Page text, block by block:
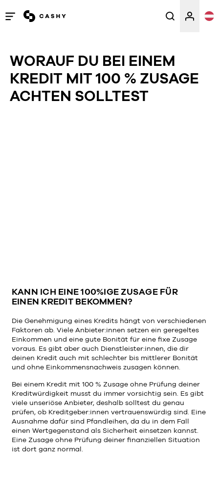
Menü
schließen
WORAUF DU BEI EINEM
KREDIT MIT 100 % ZUSAGE
ACHTEN SOLLTEST
KANN ICH EINE 100%IGE ZUSAGE FÜR
EINEN KREDIT BEKOMMEN?
Die Genehmigung eines Kredits hängt von verschiedenen
Faktoren ab. Viele Anbieter:innen setzen ein geregeltes
Einkommen und eine gute Bonität für eine fixe Zusage
voraus. Es gibt aber auch Dienstleister:innen, die dir
deinen Kredit auch mit schlechter bis mittlerer Bonität
und ohne Einkommensnachweis zusagen können.
Bei einem Kredit mit 100 % Zusage ohne Prüfung deiner
Kreditwürdigkeit musst du immer vorsichtig sein. Es gibt
viele unseriöse Anbieter, deshalb solltest du genau
prüfen, ob Kreditgeber:innen vertrauenswürdig sind. Eine
Ausnahme dafür sind Pfandleihen, da du in dem Fall
einen Wertgegenstand als Sicherheit einsetzen kannst.
Eine Zusage ohne Prüfung deiner finanziellen Situation
ist dort ganz normal.